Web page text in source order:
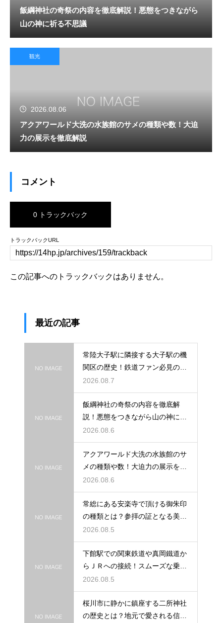
飯綱神社の奇祭の内容を徹底解説！悪態をつきながら
山の神に祈る不思議
観光
2026.08.06
アクアワールド大洗の水族館のサメの種類や数！大迫
力の展示を徹底解説
コメント
0 トラックバック
トラックバックURL
この記事へのトラックバックはありません。
最近の記事
常陸大子駅に隣接する大子駅の機
関区の歴史！鉄道ファン必見のレ
トロな姿
2026.08.7
飯綱神社の奇祭の内容を徹底解
説！悪態をつきながら山の神に祈
る不思議
2026.08.6
アクアワールド大洗の水族館のサ
メの種類や数！大迫力の展示を徹
底解説
2026.08.6
常総にある安楽寺で頂ける御朱印
の種類とは？参拝の証となる美し
い記録
2026.08.5
下館駅での関東鉄道や真岡鐵道か
らＪＲへの接続！スムーズな乗り
換え術
2026.08.5
桜川市に静かに鎮座する二所神社
の歴史とは？地元で愛される信仰